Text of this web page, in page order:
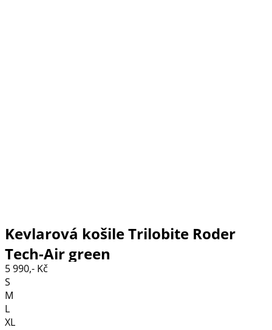
Kevlarová košile Trilobite Roder
Tech-Air green
5 990,- Kč
S
M
L
XL